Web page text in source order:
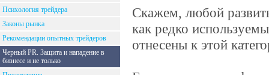
Психология трейдера
Законы рынка
Рекомендации опытных трейдеров
Черный PR. Защита и нападение в
бизнесе и не только
Скажем, любой
как редко
отнесены к этой